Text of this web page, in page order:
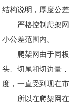
结构说明，厚度公
严格控制爬架网
小公差范围内。
爬架网由于同板
头、切尾和切边量
度，一直受到现在市
所以在爬架网在